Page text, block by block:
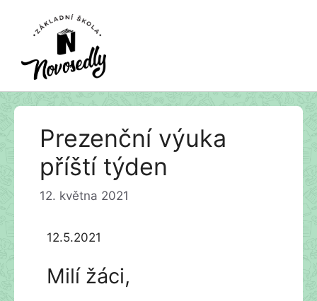
Přeskočit
Prezenční výuka
příští týden
12. května 2021
12.5.2021
Milí žáci,